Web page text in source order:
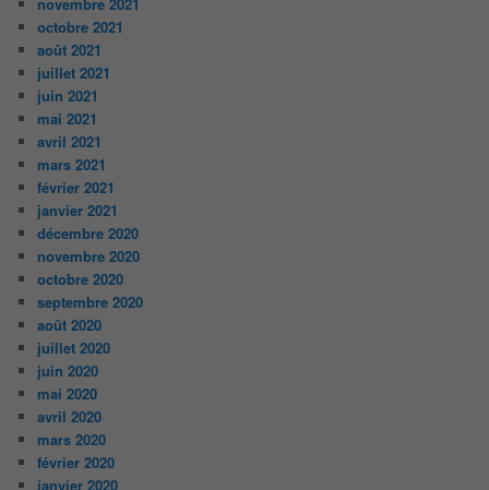
octobre 2021
août 2021
juillet 2021
juin 2021
mai 2021
avril 2021
mars 2021
février 2021
janvier 2021
décembre 2020
novembre 2020
octobre 2020
septembre 2020
août 2020
juillet 2020
juin 2020
mai 2020
avril 2020
mars 2020
février 2020
janvier 2020